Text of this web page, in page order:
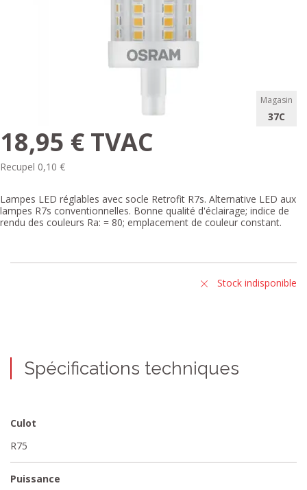
Magasin
37C
18,95 € TVAC
Recupel 0,10 €
Lampes LED réglables avec socle Retrofit R7s. Alternative LED aux
lampes R7s conventionnelles. Bonne qualité d'éclairage; indice de
rendu des couleurs Ra: = 80; emplacement de couleur constant.
Stock indisponible
Spécifications techniques
Culot
R75
Puissance